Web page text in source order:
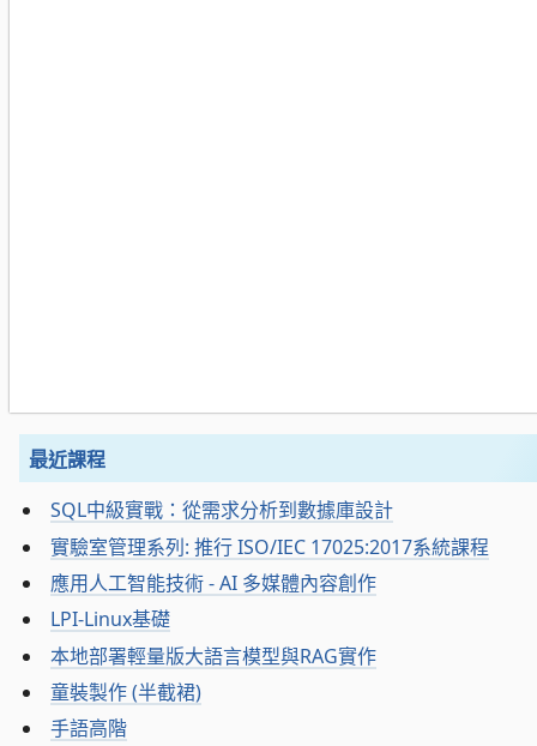
最近課程
SQL中級實戰：從需求分析到數據庫設計
實驗室管理系列: 推行 ISO/IEC 17025:2017系統課程
應用人工智能技術 - AI 多媒體內容創作
LPI-Linux基礎
本地部署輕量版大語言模型與RAG實作
童裝製作 (半截裙)
手語高階